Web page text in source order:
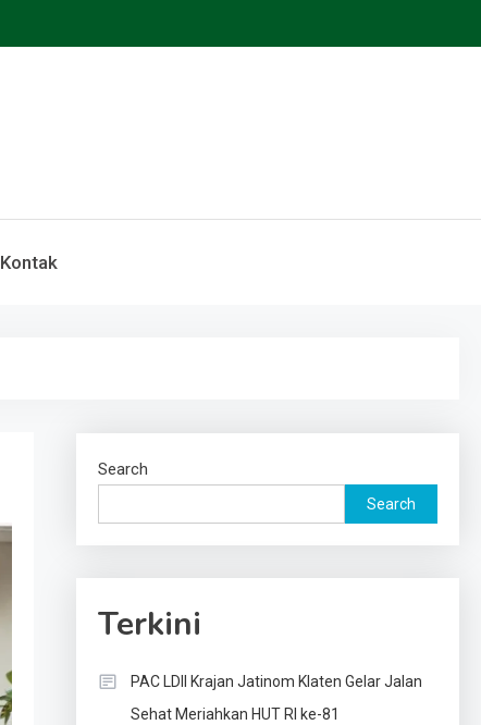
Kontak
Search
Search
Terkini
PAC LDII Krajan Jatinom Klaten Gelar Jalan
Sehat Meriahkan HUT RI ke-81